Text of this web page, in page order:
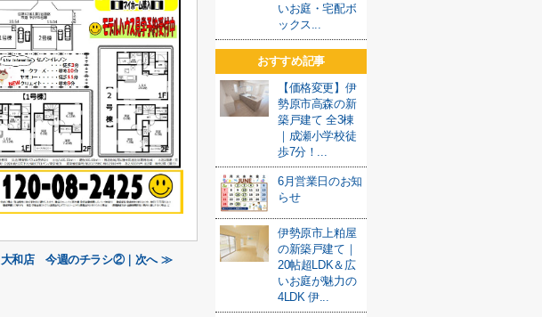
大和店 今週のチラシ②｜次へ ≫
いお庭・宅配ボ
ックス...
おすすめ記事
【価格変更】伊
勢原市高森の新
築戸建て 全3棟
｜成瀬小学校徒
歩7分！...
6月営業日のお知
らせ
伊勢原市上粕屋
の新築戸建て｜
20帖超LDK＆広
いお庭が魅力の
4LDK 伊...